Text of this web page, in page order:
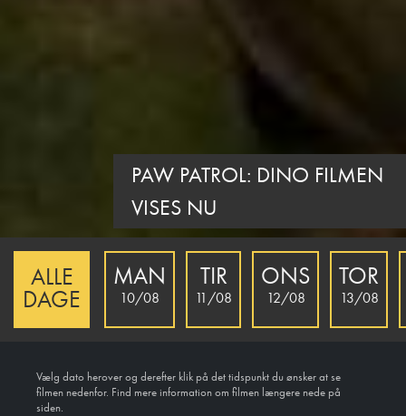
PAW PATROL: DINO FILMEN
VISES NU
ALLE
DAGE
MAN
10/08
TIR
11/08
ONS
12/08
TOR
13/08
Vælg dato herover og derefter klik på det tidspunkt du ønsker at se
filmen nedenfor. Find mere information om filmen længere nede på
siden.